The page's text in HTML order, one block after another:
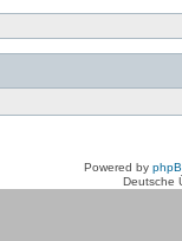
Powered by
Deutsche